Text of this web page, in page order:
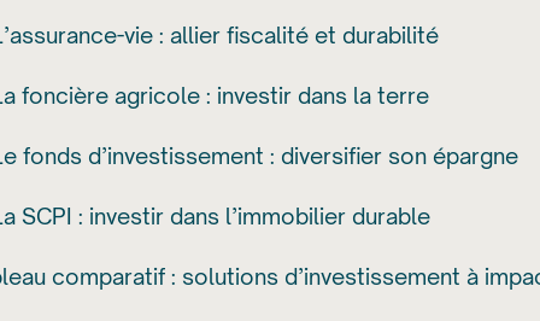
vie : allier fiscalité et durabilité
foncière agricole : investir dans la terre
fonds d’investissement : diversifier son épargne
SCPI : investir dans l’immobilier durable
comparatif : solutions d’investissement à